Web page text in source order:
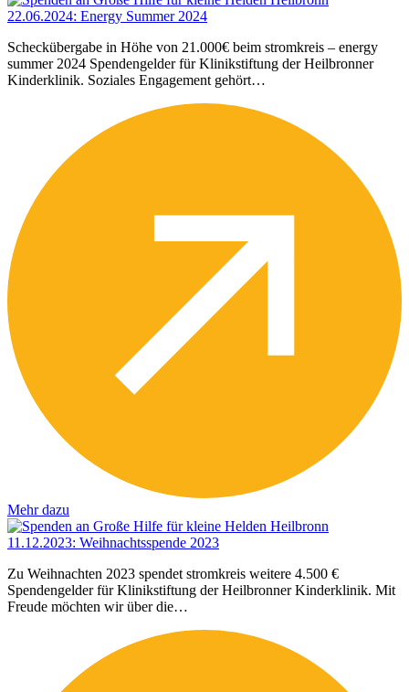
22.06.2024: Energy Summer 2024
Scheckübergabe in Höhe von 21.000€ beim stromkreis – energy
summer 2024 Spendengelder für Klinikstiftung der Heilbronner
Kinderklinik. Soziales Engagement gehört…
Mehr dazu
11.12.2023: Weihnachtsspende 2023
Zu Weihnachten 2023 spendet stromkreis weitere 4.500 €
Spendengelder für Klinikstiftung der Heilbronner Kinderklinik. Mit
Freude möchten wir über die…